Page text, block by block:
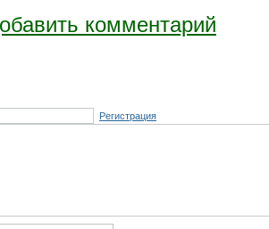
комментарий
Регистрация